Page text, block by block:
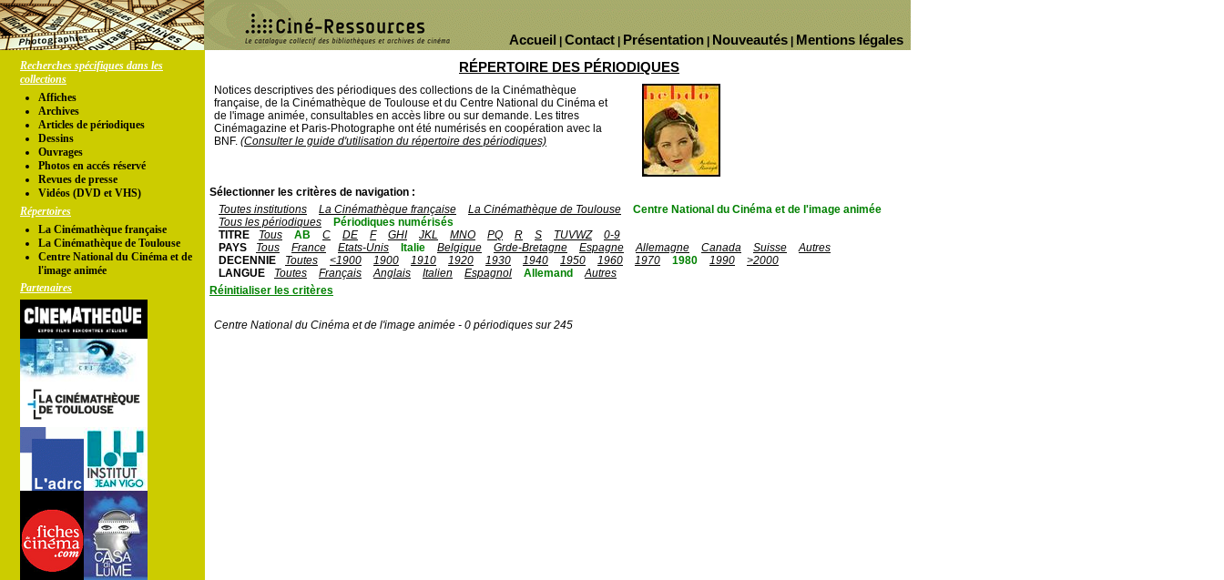
Mentions légales
Nouveautés
Présentation
Contact
Accueil
Recherches spécifiques dans les
collections
Affiches
Archives
Articles de périodiques
Dessins
Ouvrages
Photos en accés réservé
Revues de presse
Vidéos (DVD et VHS)
Répertoires
La Cinémathèque française
La Cinémathèque de Toulouse
Centre National du Cinéma et de
l'image animée
Partenaires
RÉPERTOIRE DES PÉRIODIQUES
Notices descriptives des périodiques des collections de la Cinémathèque
française, de la Cinémathèque de Toulouse et du Centre National du Cinéma et
de l'image animée, consultables en accès libre ou sur demande. Les titres
Cinémagazine et Paris-Photographe ont été numérisés en coopération avec la
BNF. (Consulter le guide d'utilisation du répertoire des périodiques)
Sélectionner les critères de navigation :
Toutes institutions
La Cinémathèque française La Cinémathèque de Toulouse
Centre National du Cinéma et de l'image animée
Tous les périodiques
Périodiques numérisés
TITRE
Tous AB C DE F GHI JKL MNO PQ R S TUVWZ
0-9
PAYS
Tous France Etats-Unis Italie Belgique Grde-Bretagne Espagne Allemagne Canada Suisse
Autres
DECENNIE
Toutes <1900 1900 1910 1920 1930 1940 1950 1960 1970 1980 1990
>2000
LANGUE
Toutes Français Anglais Italien Espagnol Allemand
Autres
Réinitialiser les critères
Centre National du Cinéma et de l'image animée - 0 périodiques sur 245